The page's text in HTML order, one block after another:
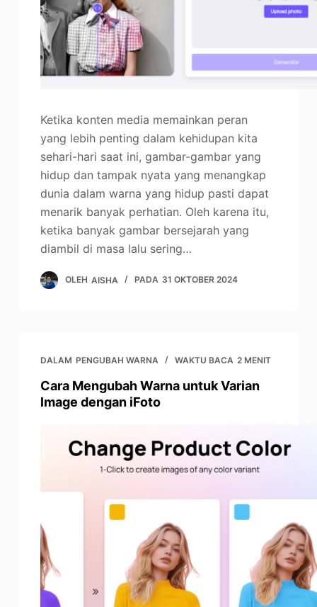
Ketika konten media memainkan peran
yang lebih penting dalam kehidupan kita
sehari-hari saat ini, gambar-gambar yang
hidup dan tampak nyata yang menangkap
dunia dalam warna yang hidup pasti dapat
menarik banyak perhatian. Oleh karena itu,
ketika banyak gambar bersejarah yang
diambil di masa lalu sering…
OLEH AISHA PADA 31 OKTOBER 2024
DALAM PENGUBAH WARNA WAKTU BACA 2 MENIT
Cara Mengubah Warna untuk Varian
lmage dengan iFoto